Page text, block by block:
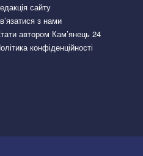
сайту
з нами
автором Кам’янець 24
конфіденційності